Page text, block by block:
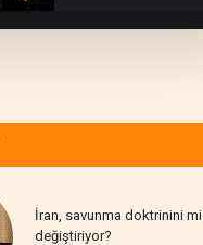
İran, savunma doktrinini mi
değiştiriyor?